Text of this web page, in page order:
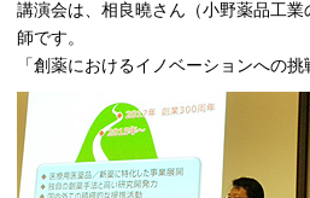
講演会は、相良曉さん（小野薬品工
師です。
「創薬におけるイノベーションへの挑